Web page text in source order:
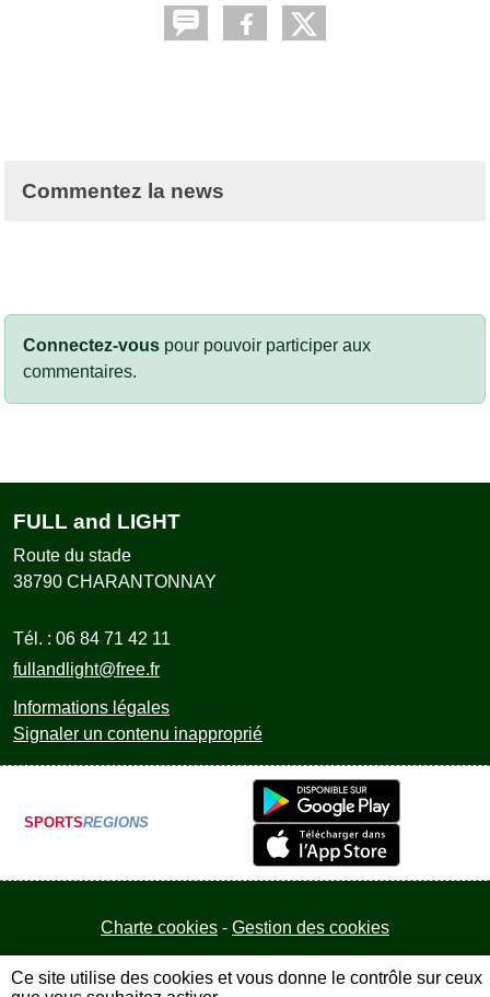
Commentez la news
Connectez-vous pour pouvoir participer aux
commentaires.
FULL and LIGHT
Route du stade
38790 CHARANTONNAY
Tél. : 06 84 71 42 11
fullandlight@free.fr
Informations légales
Signaler un contenu inapproprié
SPORTSREGIONS
Charte cookies Gestion des cookies
Ce site utilise des cookies et vous donne le contrôle sur ceux